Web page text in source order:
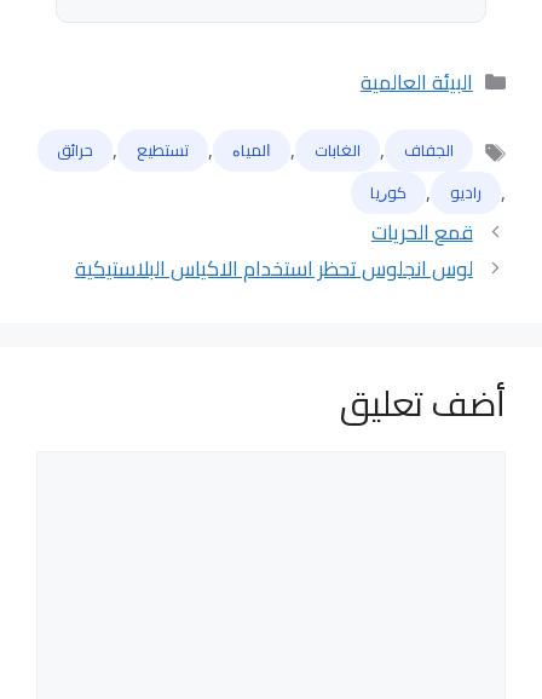
التصنيفات
البيئة العالمية
الوسوم
الجفاف , الغابات , ﺍﻟﻤﻴﺎﻩ , تستطيع , حرائق
, راديو , ﻛﻮﺭﻳﺎ
قمع الحريات
لوس انجلوس تحظر استخدام الاكياس البلاستيكية
أضف تعليق